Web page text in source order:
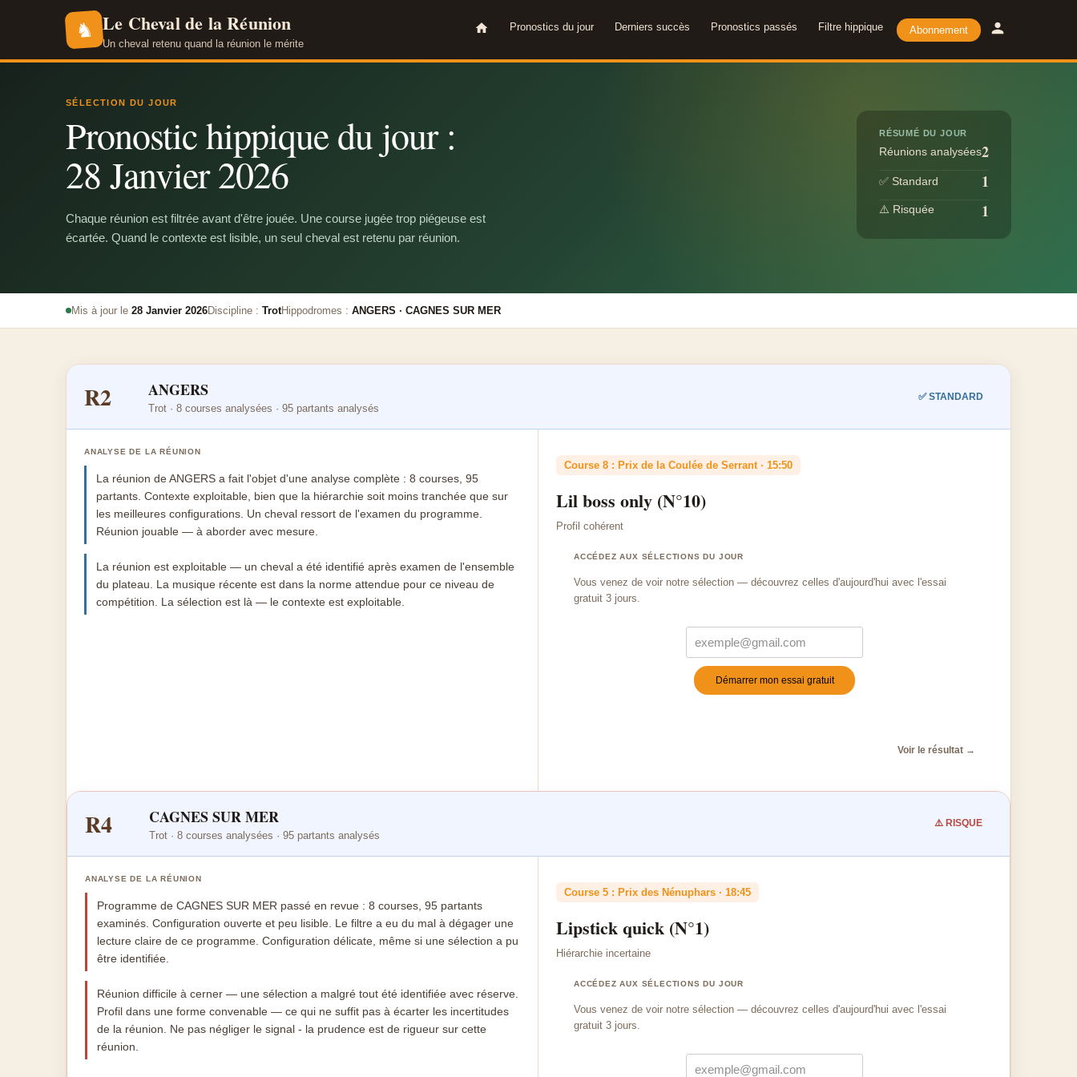
♞ Le Cheval de la Réunion
Un cheval retenu quand la réunion le mérite
Pronostics du jour Derniers succès Pronostics passés Filtre hippique Abonnement
SÉLECTION DU JOUR
Pronostic hippique du jour :
28 Janvier 2026
Chaque réunion est filtrée avant d'être jouée. Une course jugée trop piégeuse est
écartée. Quand le contexte est lisible, un seul cheval est retenu par réunion.
RÉSUMÉ DU JOUR
Réunions analysées2
✅ Standard 1
⚠️ Risquée 1
Mis à jour le 28 Janvier 2026Discipline : TrotHippodromes : ANGERS · CAGNES SUR MER
R2 ANGERS
Trot · 8 courses analysées · 95 partants analysés
✅ STANDARD
ANALYSE DE LA RÉUNION
La réunion de ANGERS a fait l'objet d'une analyse complète : 8 courses, 95
partants. Contexte exploitable, bien que la hiérarchie soit moins tranchée que sur
les meilleures configurations. Un cheval ressort de l'examen du programme.
Réunion jouable — à aborder avec mesure.
La réunion est exploitable — un cheval a été identifié après examen de l'ensemble
du plateau. La musique récente est dans la norme attendue pour ce niveau de
compétition. La sélection est là — le contexte est exploitable.
Course 8 : Prix de la Coulée de Serrant · 15:50
Lil boss only (N°10)
Profil cohérent
ACCÉDEZ AUX SÉLECTIONS DU JOUR
Vous venez de voir notre sélection — découvrez celles d'aujourd'hui avec l'essai
gratuit 3 jours.
Démarrer mon essai gratuit
Voir le résultat →
R4 CAGNES SUR MER
Trot · 8 courses analysées · 95 partants analysés
⚠️ RISQUE
ANALYSE DE LA RÉUNION
Programme de CAGNES SUR MER passé en revue : 8 courses, 95 partants
examinés. Configuration ouverte et peu lisible. Le filtre a eu du mal à dégager une
lecture claire de ce programme. Configuration délicate, même si une sélection a pu
être identifiée.
Réunion difficile à cerner — une sélection a malgré tout été identifiée avec réserve.
Profil dans une forme convenable — ce qui ne suffit pas à écarter les incertitudes
de la réunion. Ne pas négliger le signal - la prudence est de rigueur sur cette
réunion.
Course 5 : Prix des Nénuphars · 18:45
Lipstick quick (N°1)
Hiérarchie incertaine
ACCÉDEZ AUX SÉLECTIONS DU JOUR
Vous venez de voir notre sélection — découvrez celles d'aujourd'hui avec l'essai
gratuit 3 jours.